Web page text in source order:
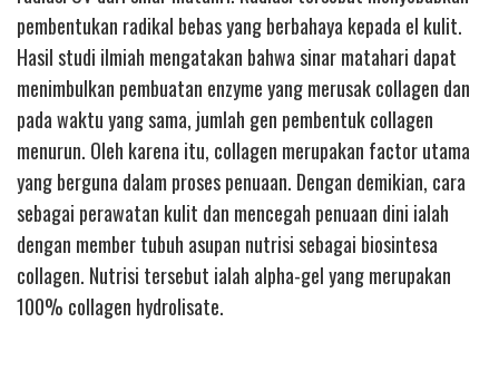
pembentukan radikal bebas yang berbahaya kepada el kulit.
Hasil studi ilmiah mengatakan bahwa sinar matahari dapat
menimbulkan pembuatan enzyme yang merusak collagen dan
pada waktu yang sama, jumlah gen pembentuk collagen
menurun. Oleh karena itu, collagen merupakan factor utama
yang berguna dalam proses penuaan. Dengan demikian, cara
sebagai perawatan kulit dan mencegah penuaan dini ialah
dengan member tubuh asupan nutrisi sebagai biosintesa
collagen. Nutrisi tersebut ialah alpha-gel yang merupakan
100% collagen hydrolisate.